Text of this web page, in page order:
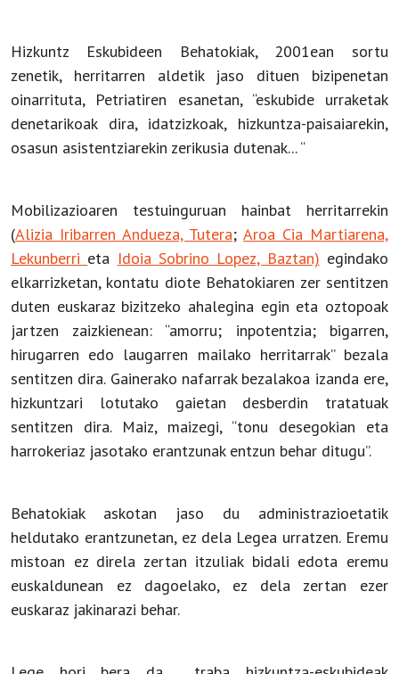
Hizkuntz Eskubideen Behatokiak, 2001ean sortu
zenetik, herritarren aldetik jaso dituen bizipenetan
oinarrituta, Petriatiren esanetan, “eskubide urraketak
denetarikoak dira, idatzizkoak, hizkuntza-paisaiarekin,
osasun asistentziarekin zerikusia dutenak... “
Mobilizazioaren testuinguruan hainbat herritarrekin
(Alizia Iribarren Andueza, Tutera; Aroa Cia Martiarena,
Lekunberri eta Idoia Sobrino Lopez, Baztan) egindako
elkarrizketan, kontatu diote Behatokiaren zer sentitzen
duten euskaraz bizitzeko ahalegina egin eta oztopoak
jartzen zaizkienean: “amorru; inpotentzia; bigarren,
hirugarren edo laugarren mailako herritarrak” bezala
sentitzen dira. Gainerako nafarrak bezalakoa izanda ere,
hizkuntzari lotutako gaietan desberdin tratatuak
sentitzen dira. Maiz, maizegi, “tonu desegokian eta
harrokeriaz jasotako erantzunak entzun behar ditugu”.
Behatokiak askotan jaso du administrazioetatik
heldutako erantzunetan, ez dela Legea urratzen. Eremu
mistoan ez direla zertan itzuliak bidali edota eremu
euskaldunean ez dagoelako, ez dela zertan ezer
euskaraz jakinarazi behar.